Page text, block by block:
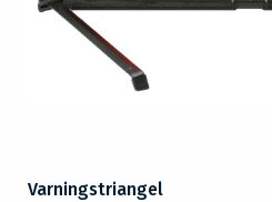
Varningstriangel